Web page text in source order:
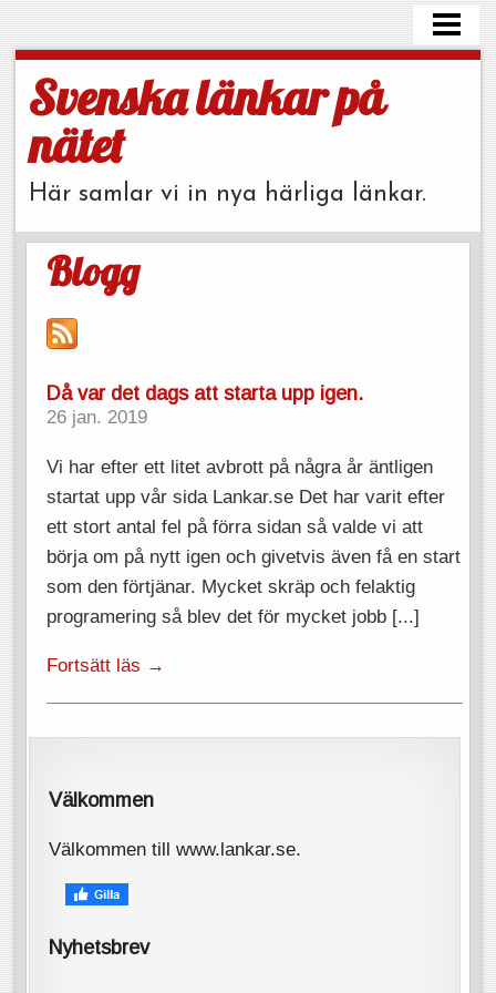
LÄNKAR
OM OSS
Svenska länkar på
nätet
Här samlar vi in nya härliga länkar.
Blogg
Då var det dags att starta upp igen.
26 jan. 2019
Vi har efter ett litet avbrott på några år äntligen
startat upp vår sida Lankar.se Det har varit efter
ett stort antal fel på förra sidan så valde vi att
börja om på nytt igen och givetvis även få en start
som den förtjänar. Mycket skräp och felaktig
programering så blev det för mycket jobb [...]
Fortsätt läs →
Välkommen
Välkommen till www.lankar.se.
Nyhetsbrev